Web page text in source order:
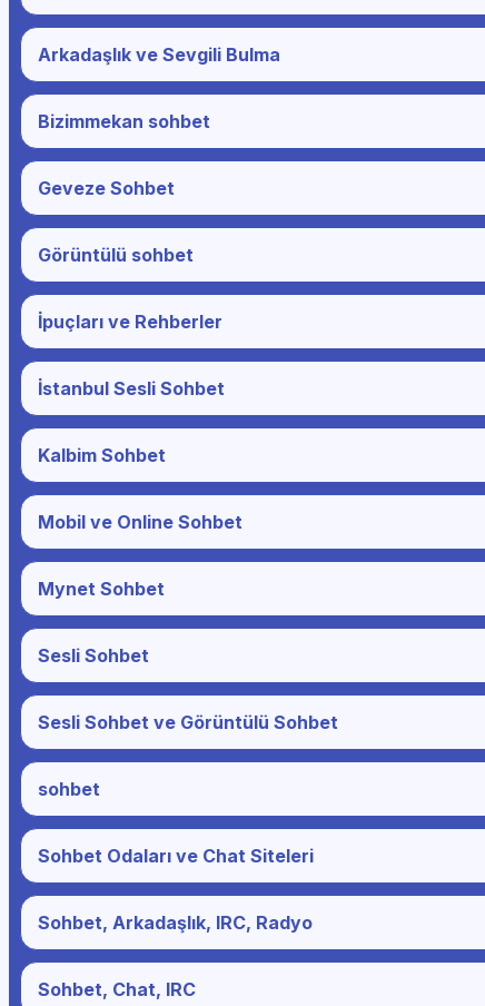
Arkadaşlık ve Sevgili Bulma
Bizimmekan sohbet
Geveze Sohbet
Görüntülü sohbet
İpuçları ve Rehberler
İstanbul Sesli Sohbet
Kalbim Sohbet
Mobil ve Online Sohbet
Mynet Sohbet
Sesli Sohbet
Sesli Sohbet ve Görüntülü Sohbet
sohbet
Sohbet Odaları ve Chat Siteleri
Sohbet, Arkadaşlık, IRC, Radyo
Sohbet, Chat, IRC